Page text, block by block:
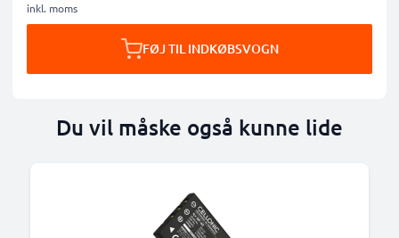
inkl. moms
FØJ TIL INDKØBSVOGN
Du vil måske også kunne lide